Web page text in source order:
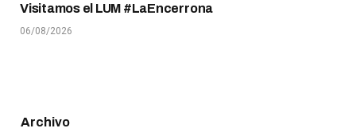
Visitamos el LUM #LaEncerrona
06/08/2026
Archivo